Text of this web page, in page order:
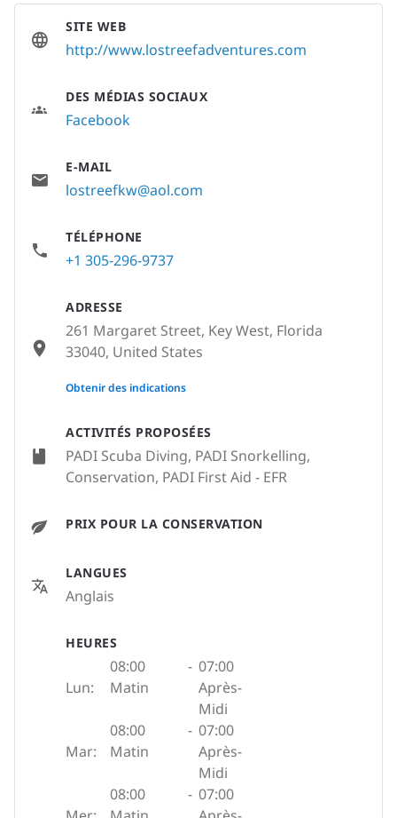
ACTIVITÉS PROPOSÉES
PADI Scuba Diving, PADI Snorkelling,
Conservation, PADI First Aid - EFR
PRIX POUR LA CONSERVATION
LANGUES
Anglais
HEURES
Lun:
08:00
Matin
- 07:00
Après-
Midi
Mar:
08:00
Matin
- 07:00
Après-
Midi
08:00
- 07:00
SITE WEB
http://www.lostreefadventures.com
DES MÉDIAS SOCIAUX
Facebook
E-MAIL
lostreefkw@aol.com
TÉLÉPHONE
+1 305-296-9737
ADRESSE
261 Margaret Street, Key West, Florida
33040, United States
None
Obtenir des indications